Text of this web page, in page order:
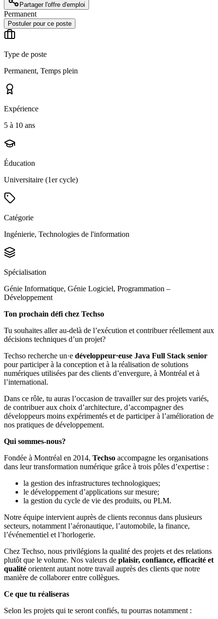
Partager l'offre d'emploi
Permanent
Postuler pour ce poste
Type de poste
Permanent, Temps plein
Expérience
5 à 10 ans
Éducation
Universitaire (1er cycle)
Catégorie
Ingénierie, Technologies de l'information
Spécialisation
Génie Informatique, Génie Logiciel, Programmation –
Développement
Ton prochain défi chez Techso
Tu souhaites aller au-delà de l’exécution et contribuer réellement aux
décisions techniques d’un projet?
Techso recherche un·e développeur·euse Java Full Stack senior
pour participer à la conception et à la réalisation de solutions
numériques utilisées par des clients d’envergure, à Montréal et à
l’international.
Dans ce rôle, tu auras l’occasion de travailler sur des projets variés,
de contribuer aux choix d’architecture, d’accompagner des
développeurs moins expérimentés et de participer à l’amélioration de
nos pratiques de développement.
Qui sommes-nous?
Fondée à Montréal en 2014, Techso accompagne les organisations
dans leur transformation numérique grâce à trois pôles d’expertise :
la gestion des infrastructures technologiques;
le développement d’applications sur mesure;
la gestion du cycle de vie des produits, ou PLM.
Notre équipe intervient auprès de clients reconnus dans plusieurs
secteurs, notamment l’aéronautique, l’automobile, la finance,
l’événementiel et l’horlogerie.
Chez Techso, nous privilégions la qualité des projets et des relations
plutôt que le volume. Nos valeurs de plaisir, confiance, efficacité et
qualité orientent autant notre travail auprès des clients que notre
manière de collaborer entre collègues.
Ce que tu réaliseras
Selon les projets qui te seront confiés, tu pourras notamment :